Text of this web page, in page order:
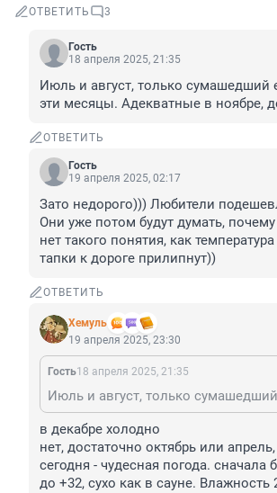
ОТВЕТИТЬ 3
Гость
18 апреля 2025, 21:35
Июль и август, только сумашедший
эти месяцы. Адекватные в ноябре,
ОТВЕТИТЬ
Гость
19 апреля 2025, 02:17
Зато недорого))) Любители
Они уже потом будут думать,
нет такого понятия, как
тапки к дороге прилипнут))
ОТВЕТИТЬ
Xемуль
19 апреля 2025, 23:30
Гость18 апреля 2025, 21:35
в декабре холодно
нет, достаточно октябрь или
сегодня - чудесная погода. сначала
до +32, сухо как в сауне. Влажность